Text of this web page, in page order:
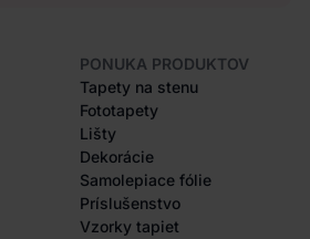
PONUKA PRODUKTOV
Tapety na stenu
Fototapety
Lišty
Dekorácie
Samolepiace fólie
Príslušenstvo
Vzorky tapiet